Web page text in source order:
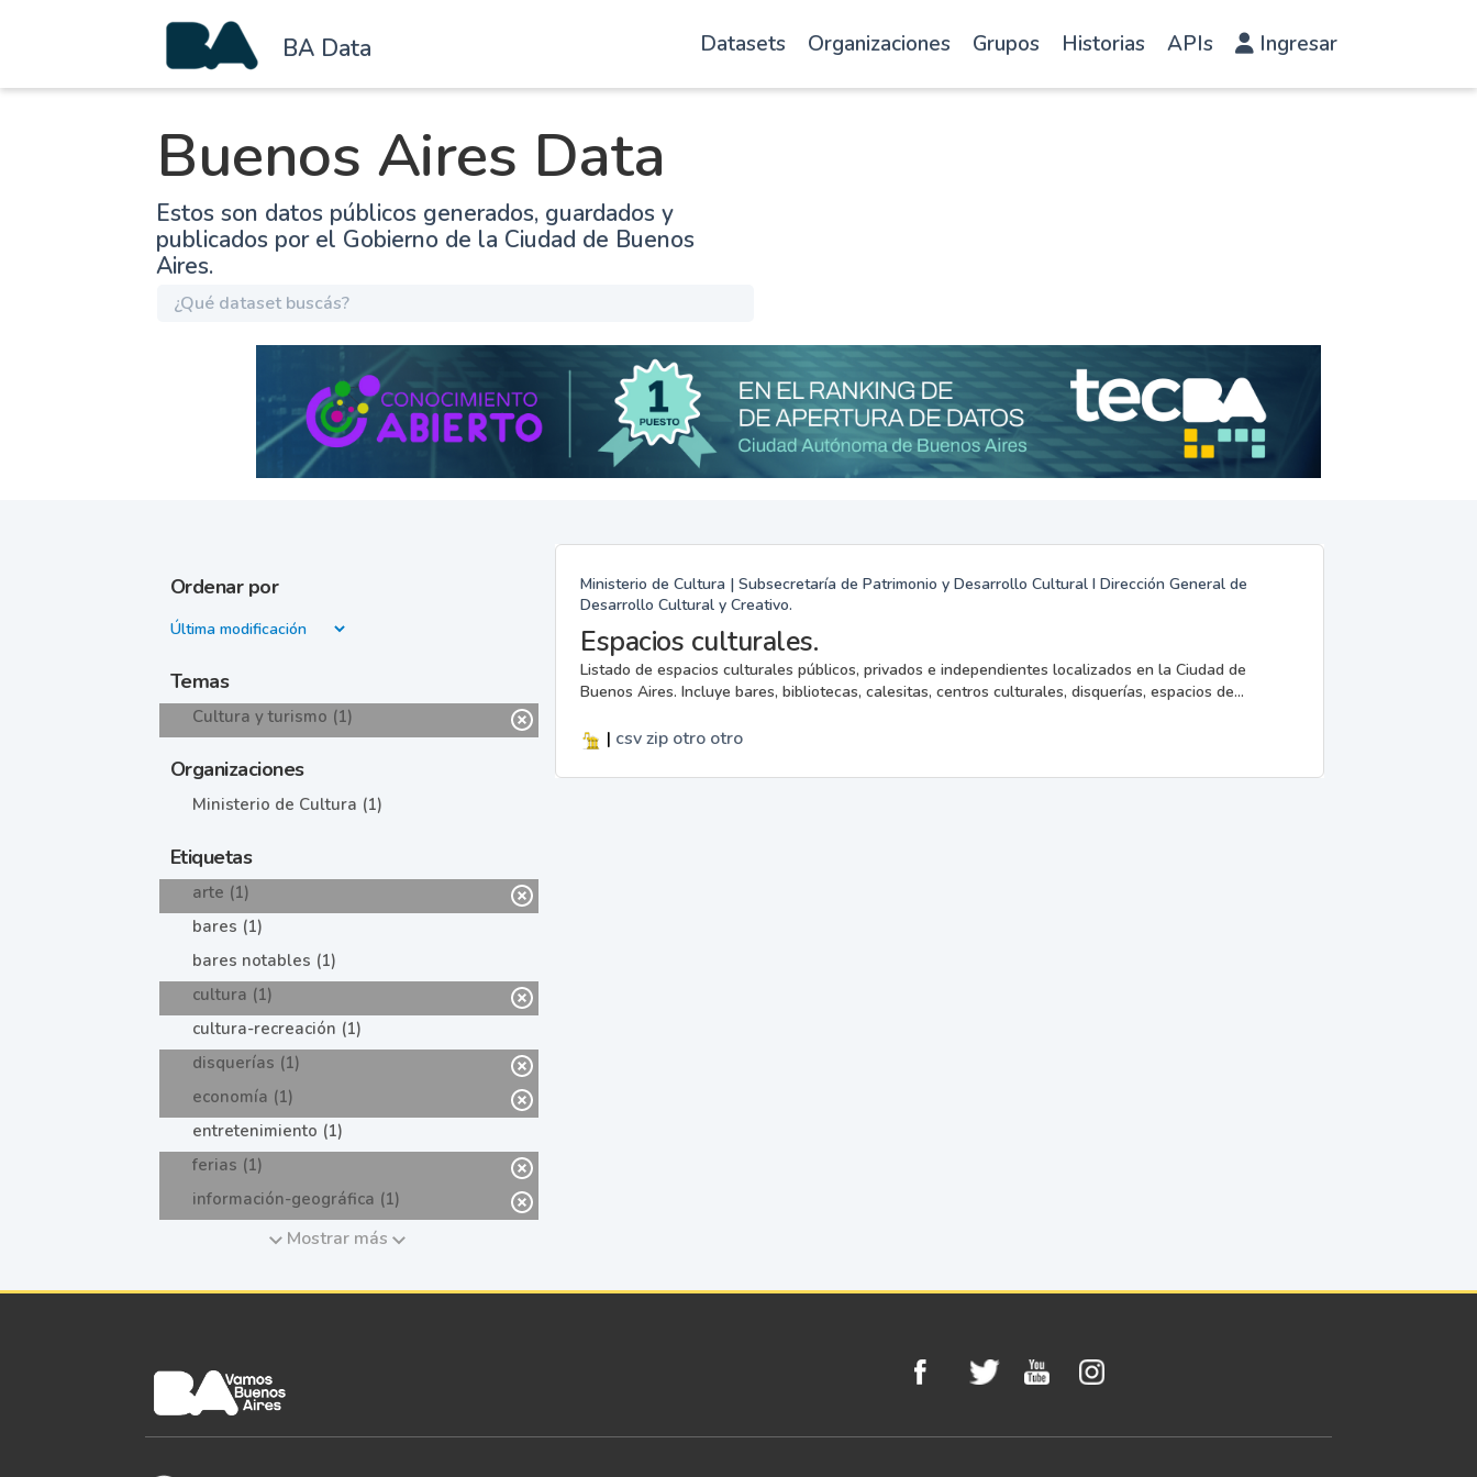
BA Data Datasets Organizaciones Grupos Historias APIs Ingresar
Buenos Aires Data
Estos son datos públicos generados, guardados y
publicados por el Gobierno de la Ciudad de Buenos
Aires.
Ordenar por
Temas
Cultura y turismo (1)
Organizaciones
Ministerio de Cultura (1)
Etiquetas
arte (1)
bares (1)
bares notables (1)
cultura (1)
cultura-recreación (1)
disquerías (1)
economía (1)
entretenimiento (1)
ferias (1)
información-geográfica (1)
Mostrar más
Ministerio de Cultura | Subsecretaría de Patrimonio y Desarrollo Cultural I Dirección General de
Desarrollo Cultural y Creativo.
Espacios culturales.
Listado de espacios culturales públicos, privados e independientes localizados en la Ciudad de
Buenos Aires. Incluye bares, bibliotecas, calesitas, centros culturales, disquerías, espacios de...
| csvzip otro otro